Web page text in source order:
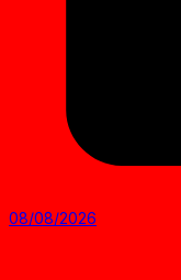
08/08/2026